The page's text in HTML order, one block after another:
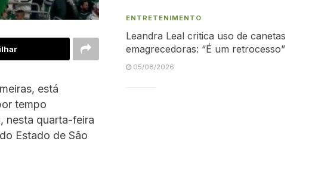
está
tempo
nesta quarta-feira
Estado de São
ENTRETENIMENTO
Leandra Leal critica uso de canetas
emagrecedoras: “É um retrocesso”
05/08/2026